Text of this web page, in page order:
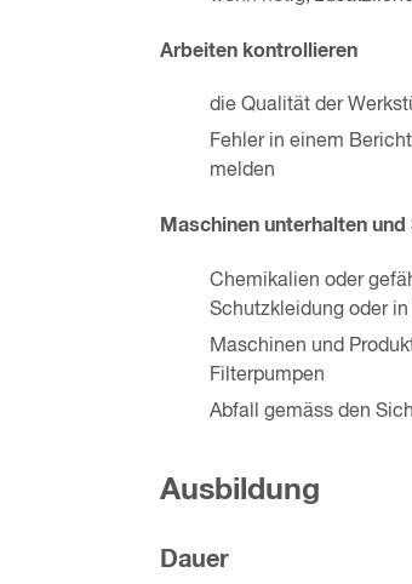
Arbeiten kontrollieren
die Qualität der
Fehler in einem
melden
Maschinen unterhalten
Chemikalien oder
Schutzkleidung oder in
Maschinen und
Filterpumpen
Abfall gemäss den
Ausbildung
Dauer